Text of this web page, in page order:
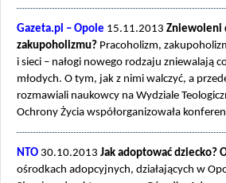
Gazeta.pl – Opole 15.11.2013 Zniewoleni
zakupoholizmu? Pracoholizm,
i sieci – nałogi nowego rodzaju zniewalają
młodych. O tym, jak z nimi walczyć, a
rozmawiali naukowcy na Wydziale
Ochrony Życia współorganizowała
NTO 30.10.2013 Jak adoptować dziecko?
ośrodkach adopcyjnych, działających w